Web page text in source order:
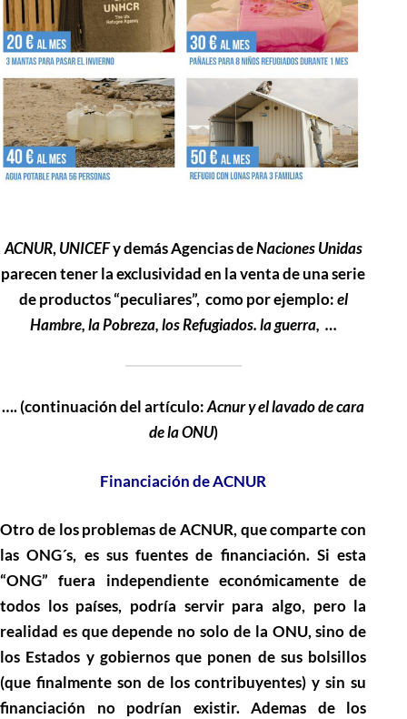
ACNUR,UNICEFy demás Agencias deNaciones Unidas
parecen tener la exclusividad en la venta de una serie
de productos “peculiares”, como por ejemplo:el
Hambre, la Pobreza, los Refugiados. la guerra, …
…. (continuación del artículo:Acnur y el lavado de cara
de la ONU)
Financiación de ACNUR
Otro de los problemas de ACNUR, que comparte con
las ONG´s, es sus fuentes de financiación. Si esta
“ONG” fuera independiente económicamente de
todos los países, podría servir para algo, pero la
realidad es que depende no solo de la ONU, sino de
los Estados y gobiernos que ponen de sus bolsillos
(que finalmente son de los contribuyentes) y sin su
financiación no podrían existir. Ademas de los